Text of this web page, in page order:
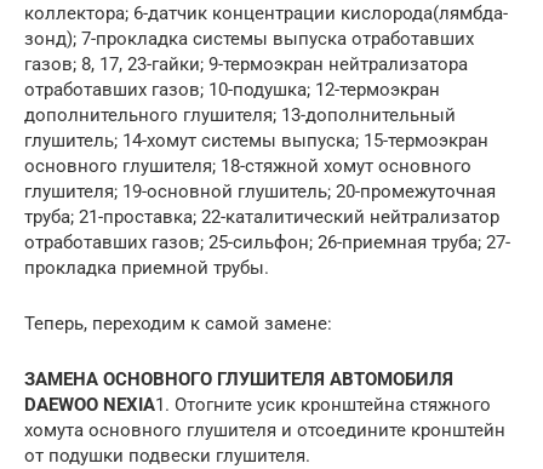
коллектора; 6-датчик концентрации кислорода(лямбда-
зонд); 7-прокладка системы выпуска отработавших
газов; 8, 17, 23-гайки; 9-термоэкран нейтрализатора
отработавших газов; 10-подушка; 12-термоэкран
дополнительного глушителя; 13-дополнительный
глушитель; 14-хомут системы выпуска; 15-термоэкран
основного глушителя; 18-стяжной хомут основного
глушителя; 19-основной глушитель; 20-промежуточная
труба; 21-проставка; 22-каталитический нейтрализатор
отработавших газов; 25-сильфон; 26-приемная труба; 27-
прокладка приемной трубы.
Теперь, переходим к самой замене:
ЗАМЕНА ОСНОВНОГО ГЛУШИТЕЛЯ АВТОМОБИЛЯ
DAEWOO NEXIA1. Отогните усик кронштейна стяжного
хомута основного глушителя и отсоедините кронштейн
от подушки подвески глушителя.